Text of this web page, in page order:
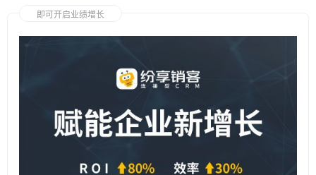
即可开启业绩增长